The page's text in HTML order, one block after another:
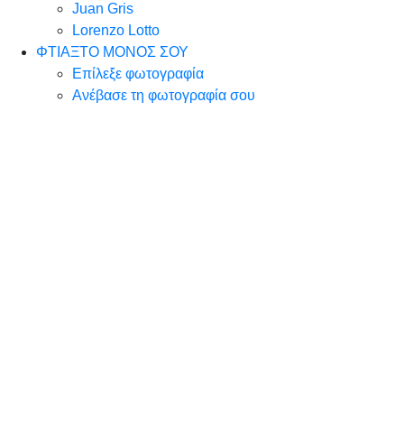
Juan Gris
Lorenzo Lotto
ΦΤΙΑΞΤΟ ΜΟΝΟΣ ΣΟΥ
Επίλεξε φωτογραφία
Ανέβασε τη φωτογραφία σου